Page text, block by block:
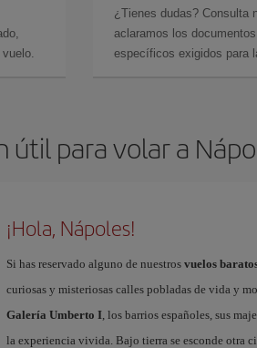
¿Tienes dudas? Consulta
aclaramos los
específicos exigidos para
útil para volar a
¡Hola, Nápoles!
Si has reservado alguno de nuestros vuelos
curiosas y misteriosas calles pobladas de vida y
Galería Umberto I, los barrios españoles, sus
la experiencia vivida. Bajo tierra se esconde otra